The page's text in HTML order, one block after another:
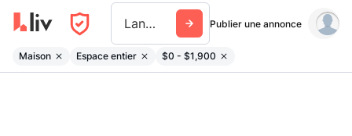
Langley Publier une annonce
Maison Espace entier $0 - $1,900